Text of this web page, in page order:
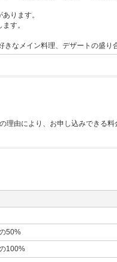
ります。
す。
なメイン料理、デザートの盛
由により、お申し込みできる
50%
100%